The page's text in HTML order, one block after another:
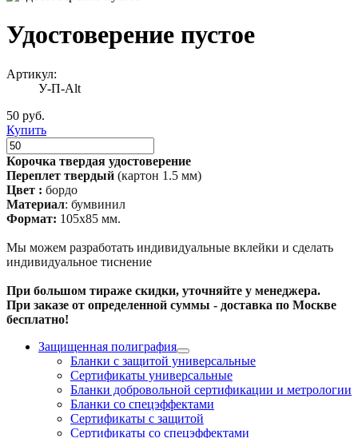
Удостоверение пустое
Артикул:
У-П-Alt
50 руб.
Купить
Корочка твердая удостоверение
Переплет твердый (картон 1.5 мм)
Цвет : бордо
Материал: бумвинил
Формат: 105х85 мм.
Мы можем разработать индивидуальные вклейки и сделать
индивидуальное тиснение
При большом тираже скидки, уточняйте у менеджера.
При заказе от определенной суммы - доставка по Москве
бесплатно!
Защищенная полиграфия
Бланки с защитой универсальные
Сертификаты универсальные
Бланки добровольной сертификации и метрологии
Бланки со спецэффектами
Сертификаты с защитой
Сертификаты со спецэффектами